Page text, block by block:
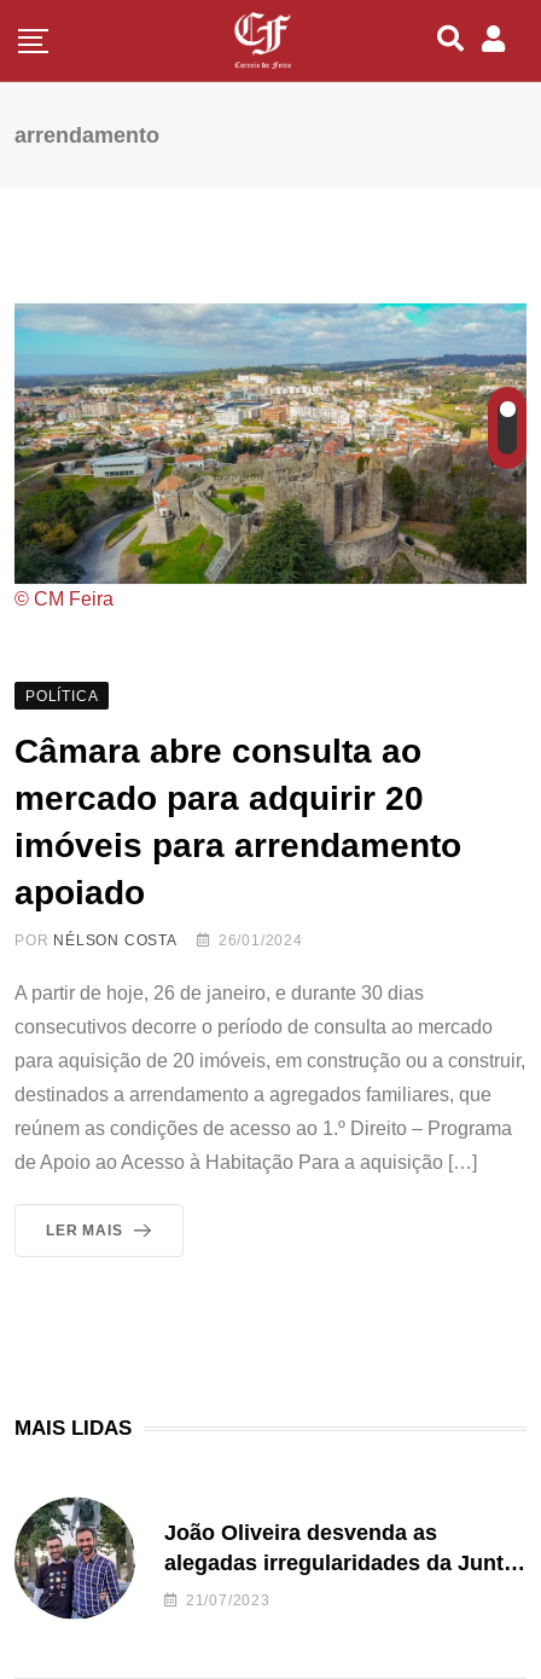
arrendamento
© CM Feira
POLÍTICA
Câmara abre consulta ao
mercado para adquirir 20
imóveis para arrendamento
apoiado
POR NÉLSON COSTA 26/01/2024
A partir de hoje, 26 de janeiro, e durante 30 dias
consecutivos decorre o período de consulta ao mercado
para aquisição de 20 imóveis, em construção ou a construir,
destinados a arrendamento a agregados familiares, que
reúnem as condições de acesso ao 1.º Direito – Programa
de Apoio ao Acesso à Habitação Para a aquisição […]
LER MAIS
MAIS LIDAS
João Oliveira desvenda as
alegadas irregularidades da Junta
de Freguesia S. João de Ver
21/07/2023